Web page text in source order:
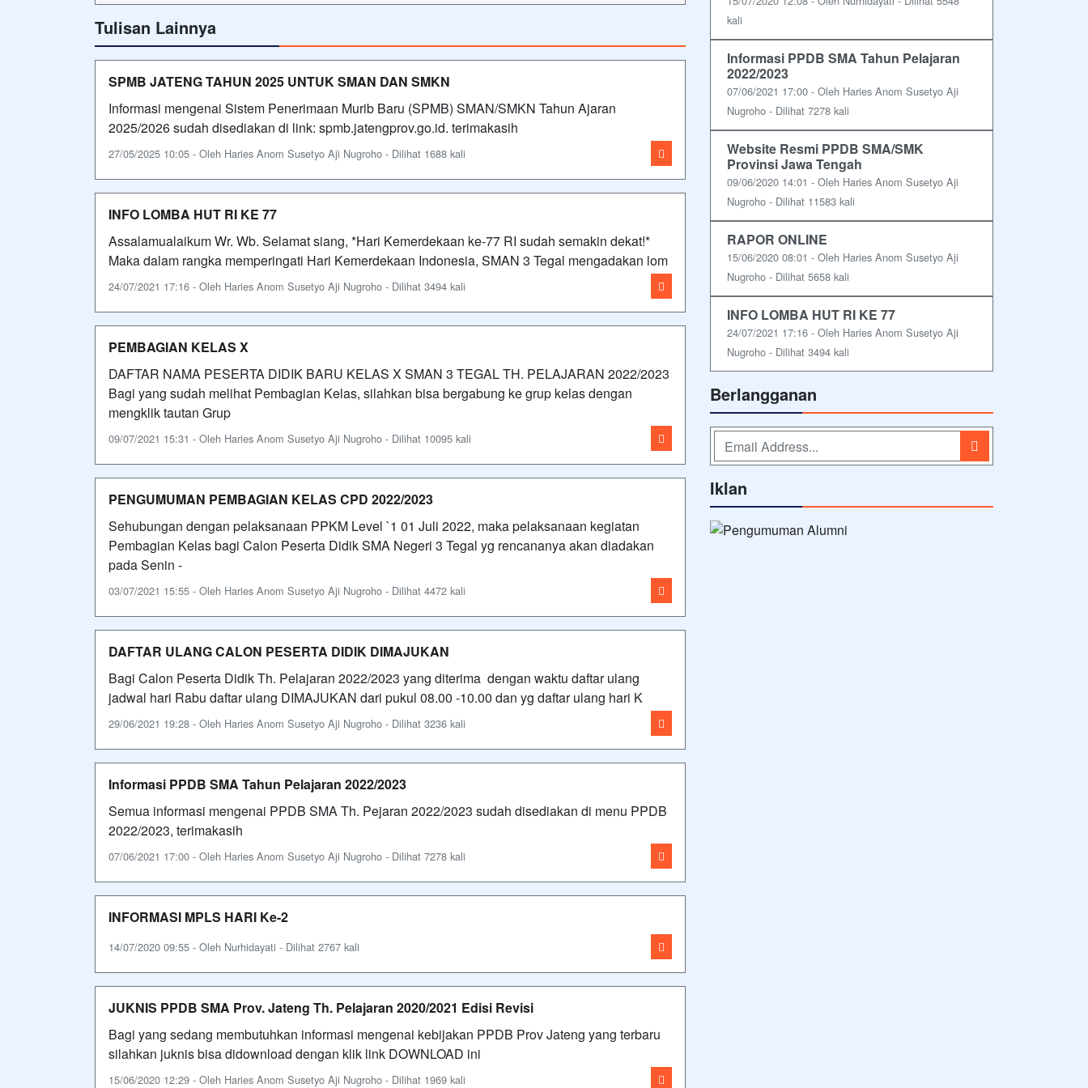
Tulisan Lainnya
SPMB JATENG TAHUN 2025 UNTUK SMAN DAN SMKN
Informasi mengenai Sistem Penerimaan Murib Baru (SPMB) SMAN/SMKN Tahun Ajaran
2025/2026 sudah disediakan di link: spmb.jatengprov.go.id. terimakasih
27/05/2025 10:05 - Oleh Haries Anom Susetyo Aji Nugroho - Dilihat 1688 kali
INFO LOMBA HUT RI KE 77
Assalamualaikum Wr. Wb. Selamat siang, *Hari Kemerdekaan ke-77 RI sudah semakin dekat!*
Maka dalam rangka memperingati Hari Kemerdekaan Indonesia, SMAN 3 Tegal mengadakan lom
24/07/2021 17:16 - Oleh Haries Anom Susetyo Aji Nugroho - Dilihat 3494 kali
PEMBAGIAN KELAS X
DAFTAR NAMA PESERTA DIDIK BARU KELAS X SMAN 3 TEGAL TH. PELAJARAN 2022/2023
Bagi yang sudah melihat Pembagian Kelas, silahkan bisa bergabung ke grup kelas dengan
mengklik tautan Grup
09/07/2021 15:31 - Oleh Haries Anom Susetyo Aji Nugroho - Dilihat 10095 kali
PENGUMUMAN PEMBAGIAN KELAS CPD 2022/2023
Sehubungan dengan pelaksanaan PPKM Level `1 01 Juli 2022, maka pelaksanaan kegiatan
Pembagian Kelas bagi Calon Peserta Didik SMA Negeri 3 Tegal yg rencananya akan diadakan
pada Senin -
03/07/2021 15:55 - Oleh Haries Anom Susetyo Aji Nugroho - Dilihat 4472 kali
DAFTAR ULANG CALON PESERTA DIDIK DIMAJUKAN
Bagi Calon Peserta Didik Th. Pelajaran 2022/2023 yang diterima dengan waktu daftar ulang
jadwal hari Rabu daftar ulang DIMAJUKAN dari pukul 08.00 -10.00 dan yg daftar ulang hari K
29/06/2021 19:28 - Oleh Haries Anom Susetyo Aji Nugroho - Dilihat 3236 kali
Informasi PPDB SMA Tahun Pelajaran 2022/2023
Semua informasi mengenai PPDB SMA Th. Pejaran 2022/2023 sudah disediakan di menu PPDB
2022/2023, terimakasih
07/06/2021 17:00 - Oleh Haries Anom Susetyo Aji Nugroho - Dilihat 7278 kali
INFORMASI MPLS HARI Ke-2
14/07/2020 09:55 - Oleh Nurhidayati - Dilihat 2767 kali
JUKNIS PPDB SMA Prov. Jateng Th. Pelajaran 2020/2021 Edisi Revisi
Bagi yang sedang membutuhkan informasi mengenai kebijakan PPDB Prov Jateng yang terbaru
silahkan juknis bisa didownload dengan klik link DOWNLOAD ini
15/06/2020 12:29 - Oleh Haries Anom Susetyo Aji Nugroho - Dilihat 1969 kali
kali
Informasi PPDB SMA Tahun Pelajaran
2022/2023
07/06/2021 17:00 - Oleh Haries Anom Susetyo Aji
Nugroho - Dilihat 7278 kali
Website Resmi PPDB SMA/SMK
Provinsi Jawa Tengah
09/06/2020 14:01 - Oleh Haries Anom Susetyo Aji
Nugroho - Dilihat 11583 kali
RAPOR ONLINE
15/06/2020 08:01 - Oleh Haries Anom Susetyo Aji
Nugroho - Dilihat 5658 kali
INFO LOMBA HUT RI KE 77
24/07/2021 17:16 - Oleh Haries Anom Susetyo Aji
Nugroho - Dilihat 3494 kali
Berlangganan
Iklan